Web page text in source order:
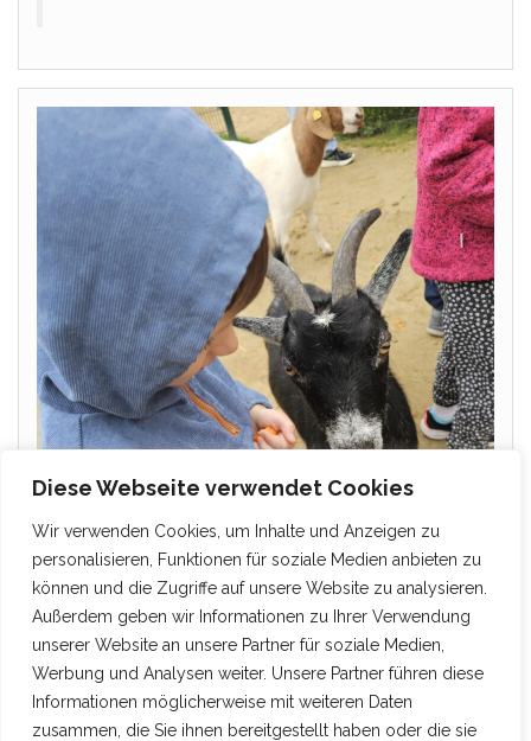
Diese Webseite verwendet Cookies
Wir verwenden Cookies, um Inhalte und Anzeigen zu
personalisieren, Funktionen für soziale Medien anbieten zu
können und die Zugriffe auf unsere Website zu analysieren.
Außerdem geben wir Informationen zu Ihrer Verwendung
unserer Website an unsere Partner für soziale Medien,
Werbung und Analysen weiter. Unsere Partner führen diese
Informationen möglicherweise mit weiteren Daten
zusammen, die Sie ihnen bereitgestellt haben oder die sie